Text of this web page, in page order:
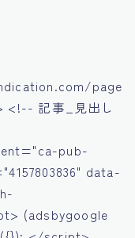
page
記事_見出し
pub-
data-
(adsbygoogle